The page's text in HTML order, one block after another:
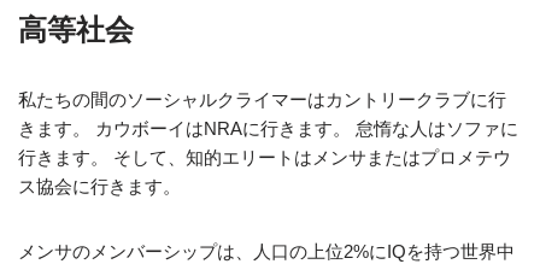
高等社会
私たちの間のソーシャルクライマーはカントリークラブに行
きます。 カウボーイはNRAに行きます。 怠惰な人はソファに
行きます。 そして、知的エリートはメンサまたはプロメテウ
ス協会に行きます。
メンサのメンバーシップは、人口の上位2%にIQを持つ世界中